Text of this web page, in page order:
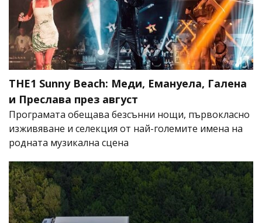
THE1 Sunny Beach: Меди, Емануела, Галена
и Преслава през август
Програмата обещава безсънни нощи, първокласно
изживяване и селекция от най-големите имена на
родната музикална сцена